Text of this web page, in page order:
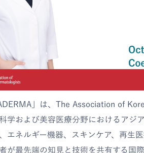
」は、The Association of
学および美容医療分野におけるアジ
エネルギー機器、スキンケア、再生
が最先端の知見と技術を共有する国